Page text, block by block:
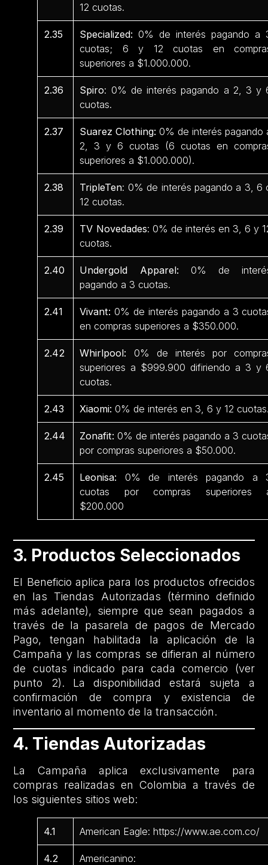
12 cuotas.
2.35 Specialized: 0% de interés pagando a
cuotas; 6 y 12 cuotas en
superiores a $1.000.000.
2.36 Spiro: 0% de interés pagando a 2, 3 y
cuotas.
2.37 Suarez Clothing: 0% de interés pagando
2, 3 y 6 cuotas (6 cuotas en
superiores a $1.000.000).
2.38 TripleTen: 0% de interés pagando a 3, 6
12 cuotas.
2.39 TV Novedades: 0% de interés en 3, 6 y
cuotas.
2.40 Undergold Apparel: 0% de
pagando a 3 cuotas.
2.41 Vivant: 0% de interés pagando a 3
en compras superiores a $350.000.
2.42 Whirlpool: 0% de interés por
superiores a $999.900 difiriendo a 3 y
cuotas.
2.43 Xiaomi: 0% de interés en 3, 6 y 12
2.44 Zonafit: 0% de interés pagando a 3
por compras superiores a $50.000.
2.45 Leonisa: 0% de interés pagando a
cuotas por compras superiores
$200.000
3. Productos Seleccionados
El Beneficio aplica para los productos ofrecidos
en las Tiendas Autorizadas (término definido
más adelante), siempre que sean pagados a
través de la pasarela de pagos de Mercado
Pago, tengan habilitada la aplicación de la
Campaña y las compras se difieran al número
de cuotas indicado para cada comercio (ver
punto 2). La disponibilidad estará sujeta a
confirmación de compra y existencia de
inventario al momento de la transacción.
4. Tiendas Autorizadas
La Campaña aplica exclusivamente para
compras realizadas en Colombia a través de
los siguientes sitios web:
4.1 American Eagle: https://www.ae.com.co/
4.2
Americanino: